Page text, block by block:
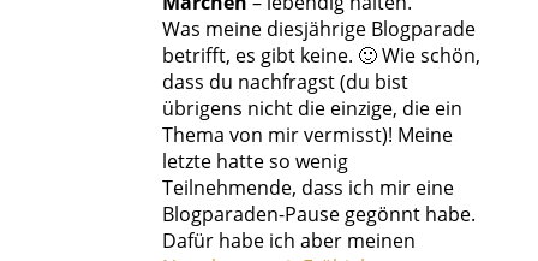
Was meine diesjährige Blogparade
betrifft, es gibt keine. 🙂 Wie schön,
dass du nachfragst (du bist
übrigens nicht die einzige, die ein
Thema von mir vermisst)! Meine
letzte hatte so wenig
Teilnehmende, dass ich mir eine
Blogparaden-Pause gegönnt habe.
Dafür habe ich aber meinen